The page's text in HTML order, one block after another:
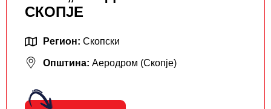
СКОПЈЕ
Регион: Скопски
Општина: Аеродром (Скопје)